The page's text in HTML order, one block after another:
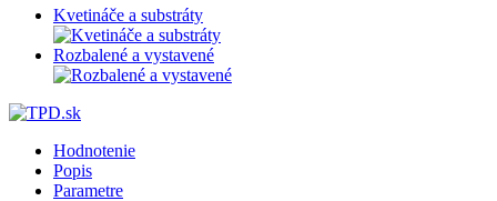
Kvetináče a substráty
Rozbalené a vystavené
Hodnotenie
Popis
Parametre